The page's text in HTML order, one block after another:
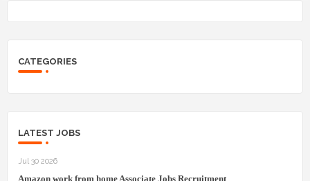
CATEGORIES
LATEST JOBS
Jul 30 2026
Amazon work from home Associate Jobs Recruitment